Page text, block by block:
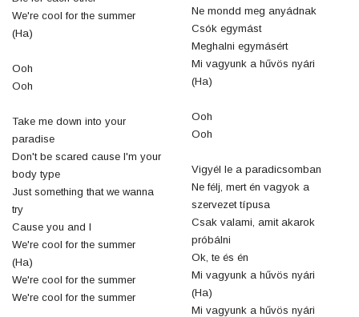
We're cool for the summer
(Ha)
Ooh
Ooh
Take me down into your
paradise
Don't be scared cause I'm your
body type
Just something that we wanna
try
Cause you and I
We're cool for the summer
(Ha)
We're cool for the summer
We're cool for the summer
Ne mondd meg anyádnak
Csók egymást
Meghalni egymásért
Mi vagyunk a hűvös nyári
(Ha)
Ooh
Ooh
Vigyél le a paradicsomban
Ne félj, mert én vagyok a
szervezet típusa
Csak valami, amit akarok
próbálni
Ok, te és én
Mi vagyunk a hűvös nyári
(Ha)
Mi vagyunk a hűvös nyári